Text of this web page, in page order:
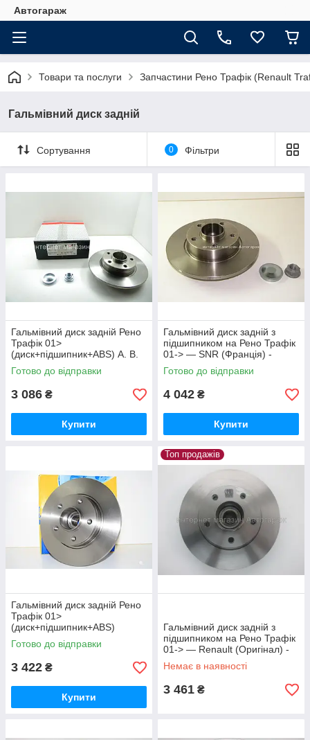
Автогараж
Товари та послуги Запчастини Рено Трафік (Renault
Гальмівний диск задній
Сортування 0 Фільтри
Гальмівний диск задній Рено
Трафік 01>
(диск+підшипник+ABS) A. B.
S. (Нідерланді)17330C
Готово до відправки
3 086 ₴
Купити
Гальмівний диск задній з
підшипником на Рено Трафік
01-> — SNR (Франція) -
KF15570U
Готово до відправки
4 042 ₴
Купити
Гальмівний диск задній Рено
Трафік 01>
(диск+підшипник+ABS)
METELLI (Італія) 230844
Готово до відправки
3 422 ₴
Купити
Топ продажів
Гальмівний диск задній з
підшипником на Рено Трафік
01-> — Renault (Оригінал) -
7711130076
Немає в наявності
3 461 ₴